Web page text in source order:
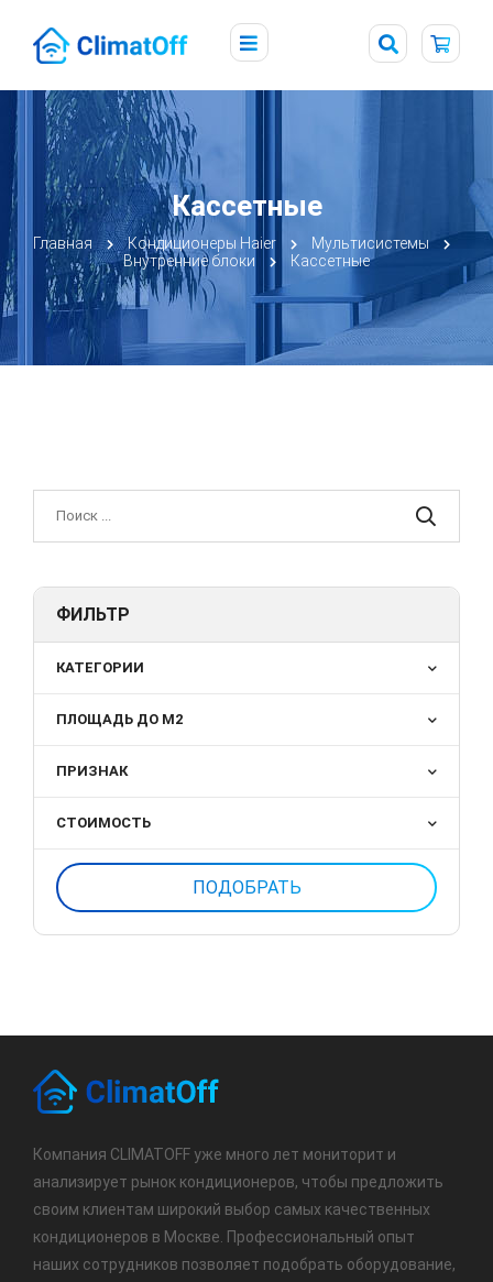
Кассетные
Главная Кондиционеры Haier
Мультисистемы
Внутренние блоки
Кассетные
ФИЛЬТР
КАТЕГОРИИ
ПЛОЩАДЬ ДО М2
ПРИЗНАК
СТОИМОСТЬ
Компания CLIMATOFF уже много лет мониторит и
анализирует рынок кондиционеров, чтобы предложить
своим клиентам широкий выбор самых качественных
кондиционеров в Москве. Профессиональный опыт
наших сотрудников позволяет подобрать оборудование,